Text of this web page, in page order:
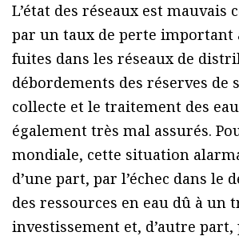
L’état des réseaux est mauvais
par un taux de perte important
fuites dans les réseaux de
débordements des réserves de
collecte et le traitement des
également très mal assurés.
mondiale, cette situation
d’une part, par l’échec dans le
des ressources en eau dû à un
investissement et, d’autre